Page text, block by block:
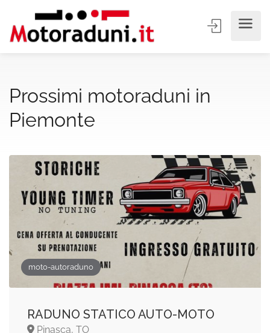
Prossimi motoraduni in
Piemonte
moto-autoraduno
RADUNO STATICO AUTO-MOTO
Pinasca, TO